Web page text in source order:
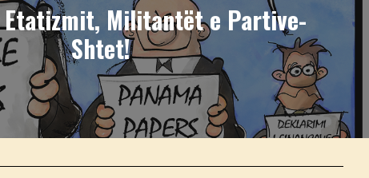
Militantët e Partive-
Shtet!